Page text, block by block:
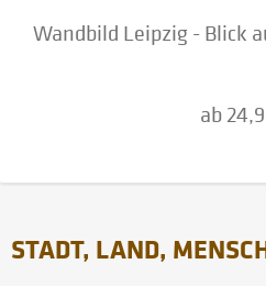
Wandbild Leipzig - Blick
ab
STADT, LAND,